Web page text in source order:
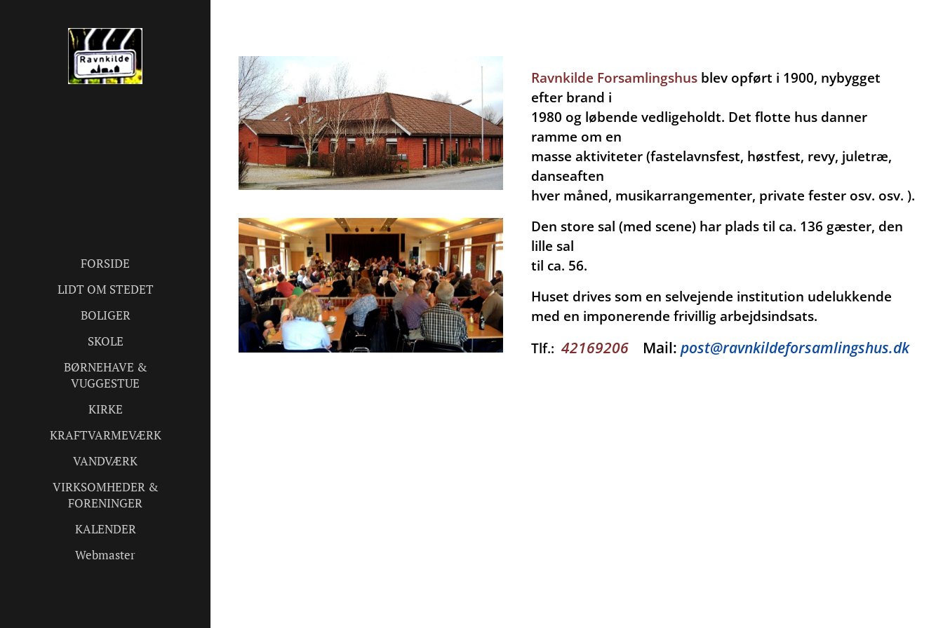
FORSIDE
LIDT OM STEDET
BOLIGER
SKOLE
BØRNEHAVE &
VUGGESTUE
KIRKE
KRAFTVARMEVÆRK
VANDVÆRK
VIRKSOMHEDER &
FORENINGER
KALENDER
Webmaster
Ravnkilde Forsamlingshusblev opført i 1900, nybygget
efter brand i
1980 og løbende vedligeholdt. Det flotte hus danner
ramme om en
masse aktiviteter (fastelavnsfest, høstfest, revy, juletræ,
danseaften
hver måned, musikarrangementer, private fester osv. osv. ).
Den store sal (med scene) har plads til ca. 136 gæster, den
lille sal
til ca. 56.
Huset drives som en selvejende institution udelukkende
med en imponerende frivillig arbejdsindsats.
Tlf.: 42169206 Mail: post@ravnkildeforsamlingshus.dk